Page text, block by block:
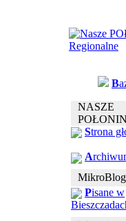
B
NASZE
Strona
A
MikroBlog
Pisane w